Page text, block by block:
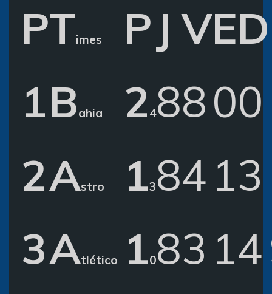
PTimes P J VED
1Bahia 2 48800
2Astro 1384 13
3Atlético 1083 14